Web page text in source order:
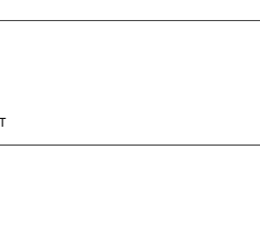
Twitter
Redes Sociales